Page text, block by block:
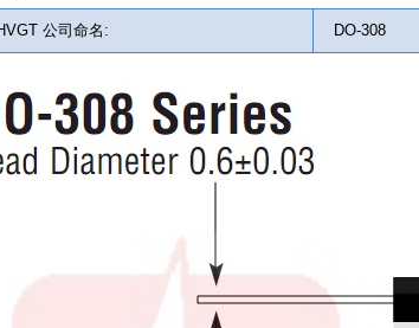
公司命名: DO-308